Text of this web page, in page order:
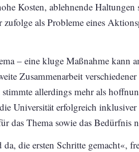
Kosten, ablehnende
als Probleme eines
– eine kluge Maßnahme kann
Zusammenarbeit
allerdings mehr als
Universität erfolgreich inklusiver
das Thema sowie das Bedürfnis
die ersten Schritte gemacht«,